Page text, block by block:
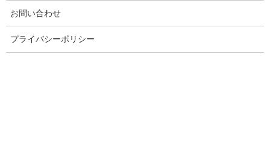
コメントを残す
お問い合わせ
プライバシーポリシー